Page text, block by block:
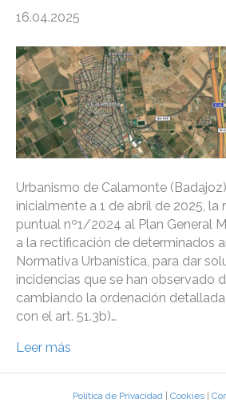
16.04.2025
Urbanismo de Calamonte
inicialmente a 1 de abril de 2025, la
puntual nº1/2024 al Plan General
a la rectificación de determinados
Normativa Urbanística, para dar
incidencias que se han observado
cambiando la ordenación
con el art. 51.3b)…
Leer más
Política de Privacidad| Cookies|